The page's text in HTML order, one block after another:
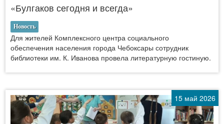
«Булгаков сегодня и всегда»
Новость
Для жителей Комплексного центра социального
обеспечения населения города Чебоксары сотрудник
библиотеки им. К. Иванова провела литературную гостиную.
15 май 2026